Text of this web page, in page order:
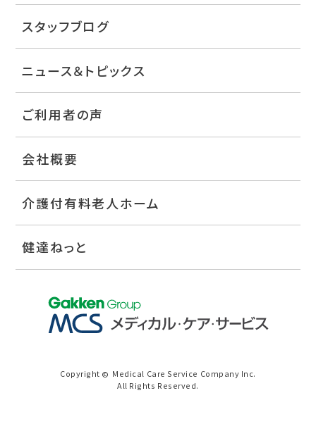
スタッフブログ
ニュース＆トピックス
ご利用者の声
会社概要
介護付有料老人ホーム
健達ねっと
Copyright © Medical Care Service Company Inc.
All Rights Reserved.